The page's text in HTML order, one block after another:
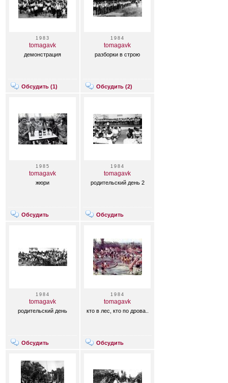
1983
tomagavk
демонстрация
Обсудить (1)
1984
tomagavk
разборки в строю
Обсудить (2)
1985
tomagavk
жюри
Обсудить
1984
tomagavk
родительский день 2
Обсудить
1984
tomagavk
родительский день
Обсудить
1984
tomagavk
кто в лес, кто по дрова..
Обсудить